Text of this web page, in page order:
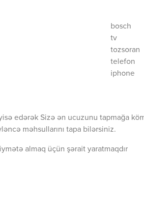
bosch
tv
tozsoran
telefon
iphone
edərək Sizə ən ucuzunu tapmağa
məhsullarını tapa bilərsiniz.
almaq üçün şərait yaratmaqdır